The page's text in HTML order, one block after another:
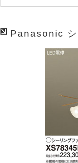
Panasonic シ